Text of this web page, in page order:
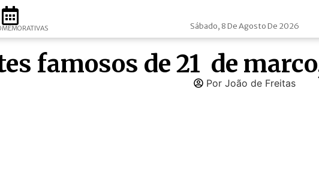
Sábado, 8 De Agosto De 2026
famosos de 21 de
Por João de Freitas